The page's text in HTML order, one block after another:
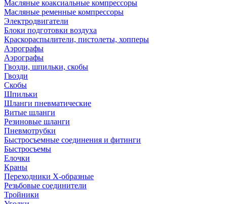
Масляные коаксиальные компрессоры
Масляные ременные компрессоры
Электродвигатели
Блоки подготовки воздуха
Краскораспылители, пистолеты, хопперы
Аэрографы
Аэрографы
Гвозди, шпильки, скобы
Гвозди
Скобы
Шпильки
Шланги пневматические
Витые шланги
Резиновые шланги
Пневмотрубки
Быстросъемные соединения и фитинги
Быстросъемы
Елочки
Краны
Переходники Х-образные
Резьбовые соединители
Тройники